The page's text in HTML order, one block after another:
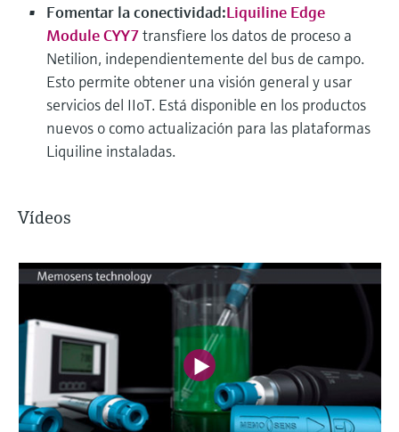
Fomentar la conectividad:Liquiline Edge
Module CYY7transfiere los datos de proceso a
Netilion, independientemente del bus de campo.
Esto permite obtener una visión general y usar
servicios del IIoT. Está disponible en los productos
nuevos o como actualización para las plataformas
Liquiline instaladas.
Vídeos